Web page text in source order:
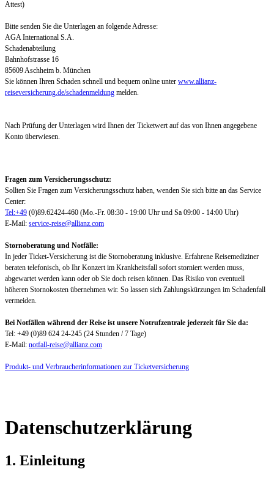
Attest)
Bitte senden Sie die Unterlagen an folgende Adresse:
AGA International S.A.
Schadenabteilung
Bahnhofstrasse 16
85609 Aschheim b. München
Sie können Ihren Schaden schnell und bequem online unter www.allianz-
reiseversicherung.de/schadenmeldung melden.
Nach Prüfung der Unterlagen wird Ihnen der Ticketwert auf das von Ihnen angegebene
Konto überwiesen.
Fragen zum Versicherungsschutz:
Sollten Sie Fragen zum Versicherungsschutz haben, wenden Sie sich bitte an das Service
Center:
Tel:+49 (0)89.62424-460 (Mo.-Fr. 08:30 - 19:00 Uhr und Sa 09:00 - 14:00 Uhr)
E-Mail: service-reise@allianz.com
Stornoberatung und Notfälle:
In jeder Ticket-Versicherung ist die Stornoberatung inklusive. Erfahrene Reisemediziner
beraten telefonisch, ob Ihr Konzert im Krankheitsfall sofort storniert werden muss,
abgewartet werden kann oder ob Sie doch reisen können. Das Risiko von eventuell
höheren Stornokosten übernehmen wir. So lassen sich Zahlungskürzungen im Schadenfall
vermeiden.
Bei Notfällen während der Reise ist unsere Notrufzentrale jederzeit für Sie da:
Tel: +49 (0)89 624 24-245 (24 Stunden / 7 Tage)
E-Mail: notfall-reise@allianz.com
Produkt- und Verbraucherinformationen zur Ticketversicherung
Datenschutzerklärung
1. Einleitung